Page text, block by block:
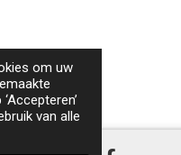
om uw
van alle